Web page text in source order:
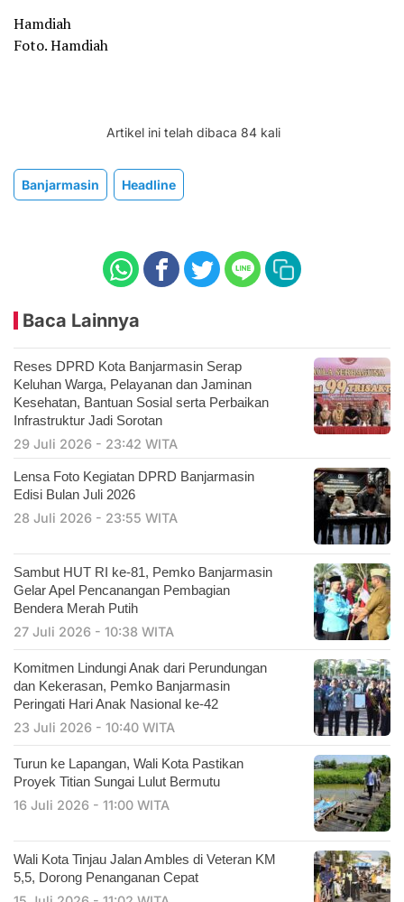
Hamdiah
Foto. Hamdiah
Artikel ini telah dibaca 84 kali
Banjarmasin Headline
Baca Lainnya
Reses DPRD Kota Banjarmasin Serap
Keluhan Warga, Pelayanan dan Jaminan
Kesehatan, Bantuan Sosial serta Perbaikan
Infrastruktur Jadi Sorotan
29 Juli 2026 - 23:42 WITA
Lensa Foto Kegiatan DPRD Banjarmasin
Edisi Bulan Juli 2026
28 Juli 2026 - 23:55 WITA
Sambut HUT RI ke-81, Pemko Banjarmasin
Gelar Apel Pencanangan Pembagian
Bendera Merah Putih
27 Juli 2026 - 10:38 WITA
Komitmen Lindungi Anak dari Perundungan
dan Kekerasan, Pemko Banjarmasin
Peringati Hari Anak Nasional ke-42
23 Juli 2026 - 10:40 WITA
Turun ke Lapangan, Wali Kota Pastikan
Proyek Titian Sungai Lulut Bermutu
16 Juli 2026 - 11:00 WITA
​Wali Kota Tinjau Jalan Ambles di Veteran KM
5,5, Dorong Penanganan Cepat